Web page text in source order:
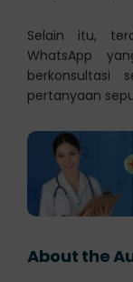
Selain itu,
WhatsApp
pertanyaan
About the